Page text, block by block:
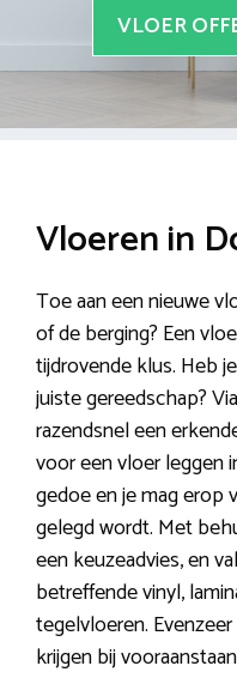
VLOER
Vloeren in
Toe aan een nieuwe
of de berging? Een
tijdrovende klus. Heb
juiste gereedschap?
razendsnel een
voor een vloer leggen
gedoe en je mag erop
gelegd wordt. Met
een keuzeadvies, en
betreffende vinyl,
tegelvloeren.
krijgen bij